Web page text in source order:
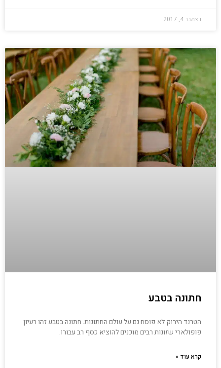
דצמבר 4, 2017
חתונה בטבע
הטרנד הירוק לא פוסח גם על עולם החתונות. חתונה בטבע זהו רעיון
פופולארי שזוגות רבים מוכנים להוציא כסף רב עבורו.
קרא עוד »